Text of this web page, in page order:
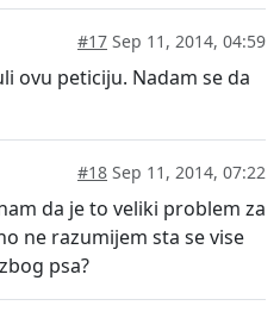
#17 Sep 11, 2014, 04:59
ovu peticiju. Nadam se da
#18 Sep 11, 2014, 07:22
da je to veliki problem za
ne razumijem sta se vise
psa?